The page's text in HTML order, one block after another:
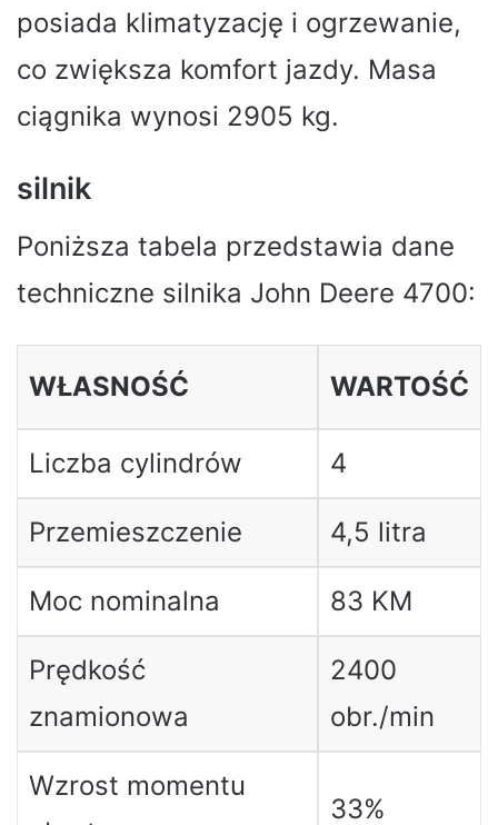
posiada klimatyzację i ogrzewanie,
co zwiększa komfort jazdy. Masa
ciągnika wynosi 2905 kg.
silnik
Poniższa tabela przedstawia dane
techniczne silnika John Deere 4700:
WŁASNOŚĆ WARTOŚĆ
Liczba cylindrów 4
Przemieszczenie 4,5 litra
Moc nominalna 83 KM
Prędkość
znamionowa
2400
obr./min
Wzrost momentu
33%